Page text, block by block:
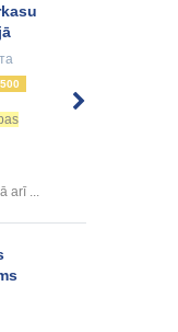
arī ...